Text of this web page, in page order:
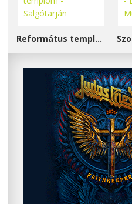
Református templom - Salgótarján